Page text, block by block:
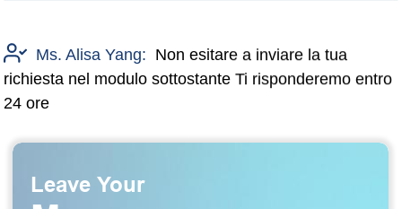
Ms. Alisa Yang: Non esitare a inviare la tua
richiesta nel modulo sottostante Ti risponderemo entro
24 ore